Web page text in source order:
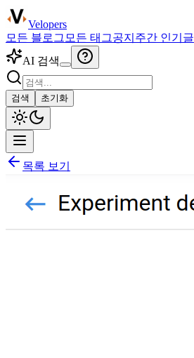
Velopers
모든 블로그 모든 태그공지 주간 인기글
AI 검색
검색 초기화
목록 보기